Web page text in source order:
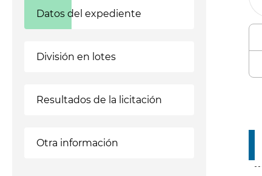
Datos del expediente
División en lotes
Resultados de la licitación
Otra información